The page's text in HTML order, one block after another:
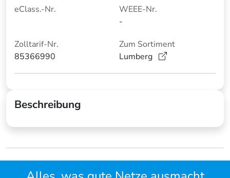
eClass.-Nr.
WEEE-Nr.
-
Zolltarif-Nr.
85366990
Zum Sortiment
Lumberg
Beschreibung